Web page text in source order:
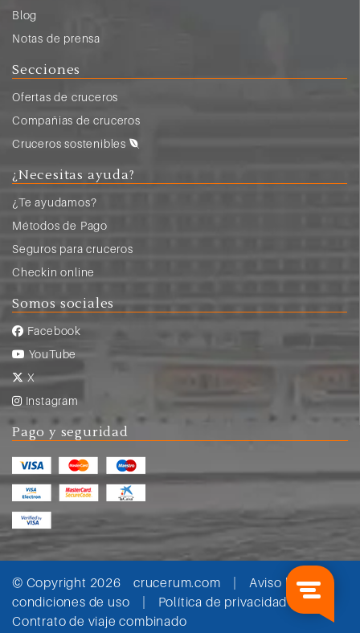
Blog
Notas de prensa
Secciones
Ofertas de cruceros
Compañias de cruceros
Cruceros sostenibles
¿Necesitas ayuda?
¿Te ayudamos?
Métodos de Pago
Seguros para cruceros
Checkin online
Somos sociales
Facebook
YouTube
X
Instagram
Pago y seguridad
© Copyright 2026crucerum.com | Aviso legal y
condiciones de uso | Política de privacidad|
Contrato de viaje combinado